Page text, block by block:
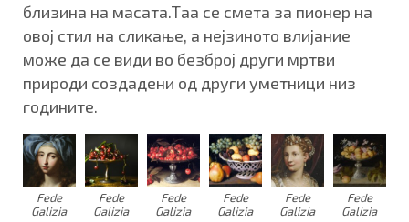
близина на масата.Таа се смета за пионер на
овој стил на сликање, а нејзиното влијание
може да се види во безброј други мртви
природи создадени од други уметници низ
годините.
Fede
Galizia
Fede
Galizia
Fede
Galizia
Fede
Galizia
Fede
Galizia
Fede
Galizia